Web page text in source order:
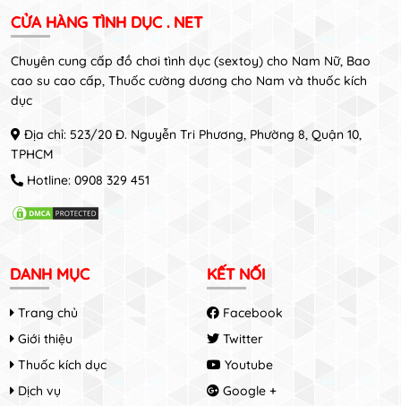
CỬA HÀNG TÌNH DỤC . NET
Chuyên cung cấp đồ chơi tình dục (sextoy) cho Nam Nữ, Bao
cao su cao cấp, Thuốc cường dương cho Nam và thuốc kích
dục
Địa chỉ: 523/20 Đ. Nguyễn Tri Phương, Phường 8, Quận 10,
TPHCM
Hotline: 0908 329 451
DANH MỤC
Trang chủ
Giới thiệu
Thuốc kích dục
Dịch vụ
KẾT NỐI
Facebook
Twitter
Youtube
Google +